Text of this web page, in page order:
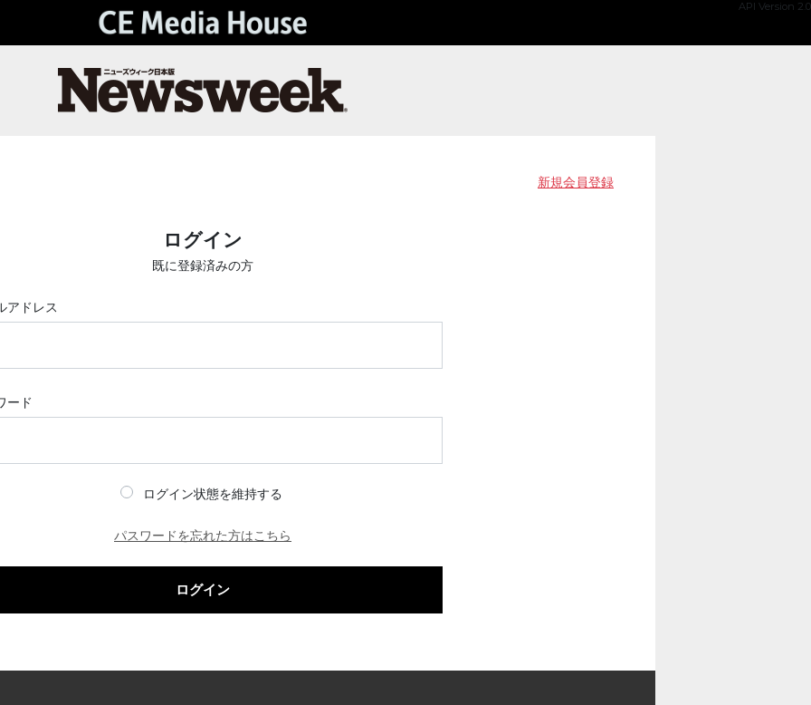
API Version 2.0
新規会員登録
ログイン
既に登録済みの方
アドレス
ード
ログイン状態を維持する
パスワードを忘れた方はこちら
ログイン